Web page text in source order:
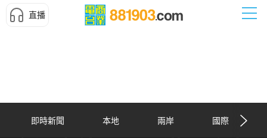
直播
即時新聞 本地 兩岸 國際